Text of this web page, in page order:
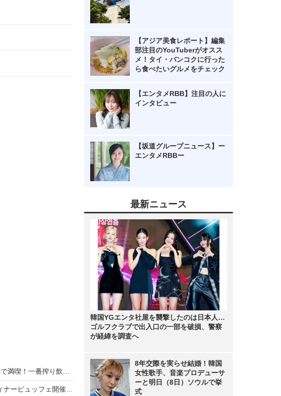
【アジア美食レポート】編集
部注目のYouTuberがオスス
メ！タイ・バンコクに行った
ら食べたいグルメをチェック
【エンタメRBB】注目の人に
インタビュー
【坂道グループニュース】ー
エンタメRBBー
最新ニュース
韓国YGエンタ社屋を襲撃したのは日本人…
ゴルフクラブで出入口の一部を破損、警察
が経緯を調査へ
8年交際を実らせ結婚！韓国
女性歌手、音楽プロデューサ
ーと明日（8日）ソウルで挙
式